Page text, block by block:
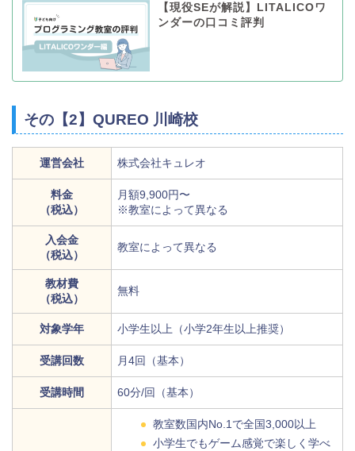
【現役SEが解説】LITALICOワ
ンダーの口コミ評判
その【2】QUREO 川崎校
運営会社 株式会社キュレオ
料金
（税込）
月額9,900円〜
※教室によって異なる
入会金
（税込）
教室によって異なる
教材費
（税込）
無料
対象学年 小学生以上（小学2年生以上推奨）
受講回数 月4回（基本）
受講時間 60分/回（基本）
教室数国内No.1で全国3,000以上
小学生でもゲーム感覚で楽しく学べ